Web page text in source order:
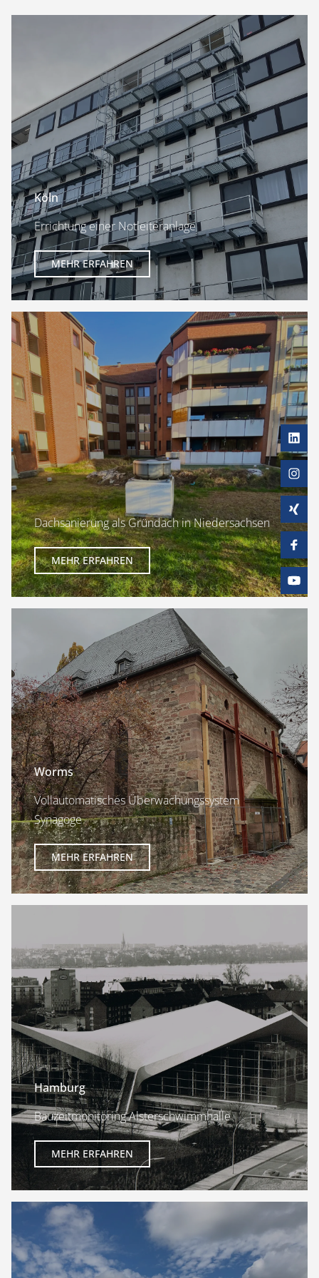
Köln
Errichtung einer Notleiteranlage
MEHR ERFAHREN
Dachsanierung als Gründach in Niedersachsen
MEHR ERFAHREN
Worms
Vollautomatisches Überwachungssystem
Synagoge
MEHR ERFAHREN
Hamburg
Bauzeitmonitoring Alsterschwimmhalle
MEHR ERFAHREN